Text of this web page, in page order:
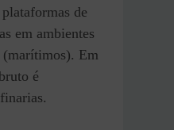
de
em ambientes
(marítimos). Em
é